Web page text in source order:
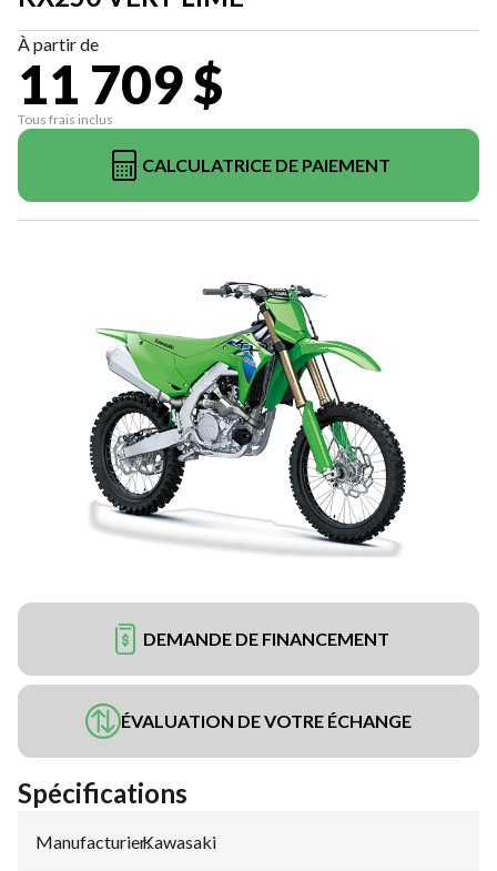
À partir de
11 709 $
Tous frais inclus
CALCULATRICE DE PAIEMENT
DEMANDE DE FINANCEMENT
ÉVALUATION DE VOTRE ÉCHANGE
Spécifications
Manufacturier:
Kawasaki